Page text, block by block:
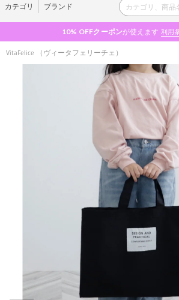
カテゴリ ブランド
10% OFFクーポンが使えます 利用
VitaFelice （ヴィータフェリーチェ）